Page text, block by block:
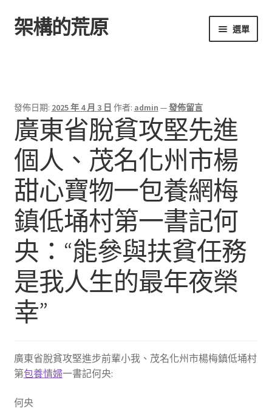
跳
至
跳
至
架構的荒原 選單
發佈日期: 2025 年 4 月 3 日 作者: admin —發佈留言
廣東省脫貧攻堅先進
個人、茂名化州市楊
甜心寶物一包養網梅
鎮低埇村第一書記何
央：“能參與扶貧任務
是我人生的最年夜榮
幸”
廣東省脫貧攻堅進步前輩小我、茂名化州市楊梅鎮低埇村
第包養情婦一書記何央:
何央